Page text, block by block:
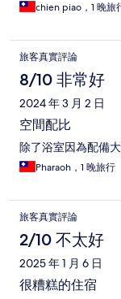
chien piao，1 晚旅
旅客真實評論
8/10 非常好
2024 年 3 月 2 日
空間配比
除了浴室因為配備
Pharaoh，1 晚旅行
旅客真實評論
2/10 不太好
2025 年 1 月 6 日
很糟糕的住宿